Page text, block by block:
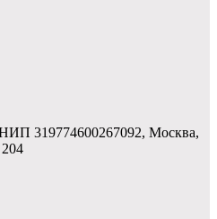
319774600267092, Москва,